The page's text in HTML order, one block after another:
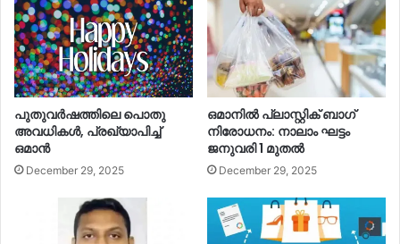
പുതുവര്‍ഷത്തിലെ പൊതു
അവധികള്‍, പ്രഖ്യാപിച്ച്‌
ഒമാൻ
December 29, 2025
ഒമാനില്‍ പ്ലാസ്റ്റിക് ബാഗ്
നിരോധനം: നാലാം ഘട്ടം
ജനുവരി 1 മുതല്‍
December 29, 2025